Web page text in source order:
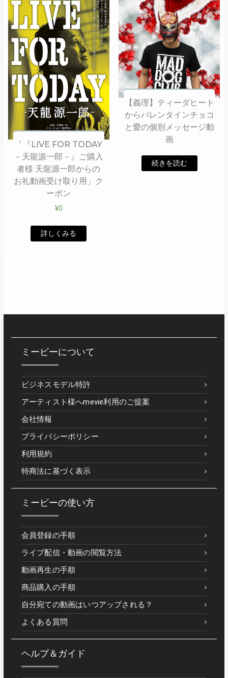
「『LIVE FOR TODAY
－天龍源一郎－』ご購入
者様 天龍源一郎からの
お礼動画受け取り用」ク
ーポン
¥0
詳しくみる
【義理】ティーダヒート
からバレンタインチョコ
と愛の個別メッセージ動
画
続きを読む
ミービーについて
ビジネスモデル特許
アーティスト様へmevie利用のご提案
会社情報
プライバシーポリシー
利用規約
特商法に基づく表示
ミービーの使い方
会員登録の手順
ライブ配信・動画の閲覧方法
動画再生の手順
商品購入の手順
自分宛ての動画はいつアップされる？
よくある質問
ヘルプ＆ガイド